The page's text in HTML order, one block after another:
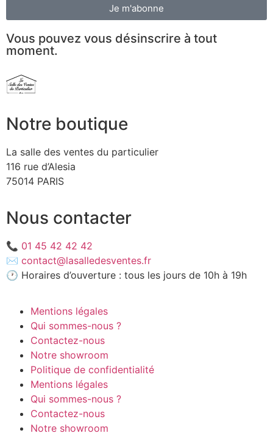
Je m'abonne
Vous pouvez vous désinscrire à tout
moment.
Notre boutique
La salle des ventes du particulier
116 rue d’Alesia
75014 PARIS
Nous contacter
📞 01 45 42 42 42
✉️ contact@lasalledesventes.fr
🕐 Horaires d’ouverture : tous les jours de 10h à 19h
Mentions légales
Qui sommes-nous ?
Contactez-nous
Notre showroom
Politique de confidentialité
Mentions légales
Qui sommes-nous ?
Contactez-nous
Notre showroom